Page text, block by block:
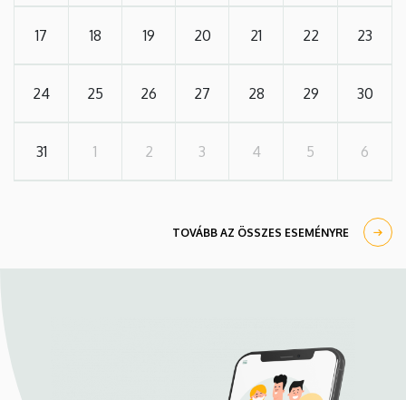
17 18 19 20 21 22 23
24 25 26 27 28 29 30
31 1 2 3 4 5 6
TOVÁBB AZ ÖSSZES ESEMÉNYRE